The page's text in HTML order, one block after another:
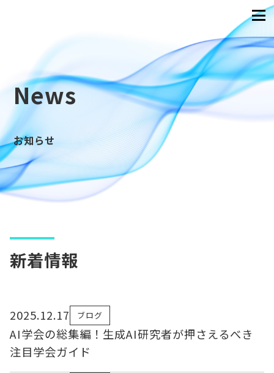
News
お知らせ
新着情報
2025.12.17 ブログ
AI学会の総集編！生成AI研究者が押さえるべき
注目学会ガイド